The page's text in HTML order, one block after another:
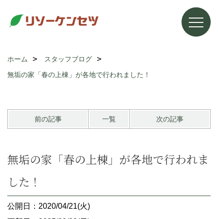
ホーム
スタッフブログ
無垢の家「春の上棟」が各地で行われました！
前の記事 一覧 次の記事
無垢の家「春の上棟」が各地で行われま
した！
公開日：2020/04/21(火)